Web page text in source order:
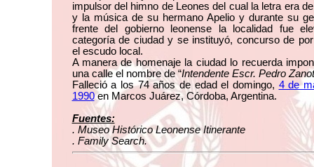
impulsor del himno de Leones del cual la letra era
y la música de su hermano Apelio y durante su
frente del gobierno leonense la localidad fue
categoría de ciudad y se instituyó, concurso de
el escudo local.
A manera de homenaje la ciudad lo recuerda
una calle el nombre de “Intendente Escr. Pedro
Falleció a los 74 años de edad el domingo, 4 de
1990en Marcos Juárez, Córdoba, Argentina.
Fuentes:
. Museo Histórico Leonense Itinerante
. Family Search.